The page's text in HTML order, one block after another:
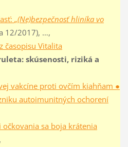
„(Ne)bezpečnosť hliníka vo
12/2017), …,
časopisu Vitalita
skúsenosti, riziká a
vakcíne proti ovčím kiahňam ●
autoimunitných ochorení
očkovania sa boja krátenia
,